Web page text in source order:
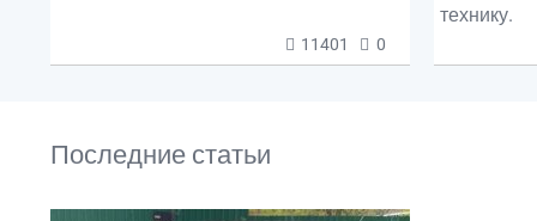
11401 0
технику.
Последние статьи